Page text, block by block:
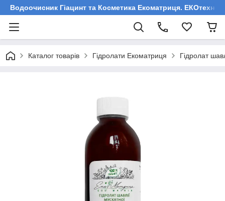
Водоочисник Гіацинт та Косметика Екоматриця.
Каталог товарів Гідролати Екоматриця Гідролат